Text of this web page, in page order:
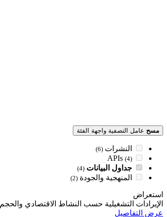
مسح عامل التصفية واجهة الفئة
النشرات (6)
APIs (4)
جداول البيانات (4)
المنهجية والجودة (2)
استعراض
الإيرادات التشغيلية حسب النشاط الاقتصادي والحجم
عرض التفاصيل